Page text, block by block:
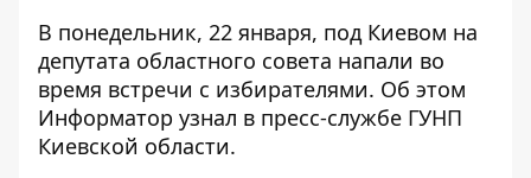
В понедельник, 22 января, под Киевом на
депутата областного совета напали во
время встречи с избирателями. Об этом
Информатор узнал в пресс-службе ГУНП
Киевской области.